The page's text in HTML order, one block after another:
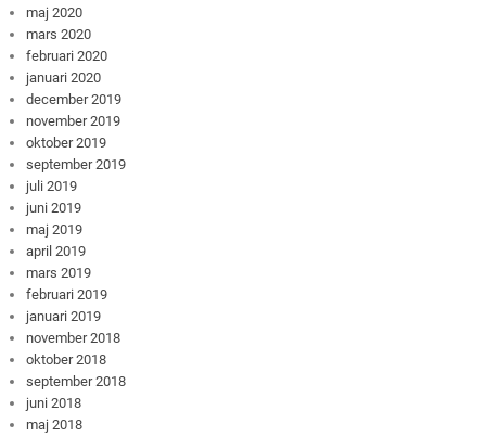
maj 2020
mars 2020
februari 2020
januari 2020
december 2019
november 2019
oktober 2019
september 2019
juli 2019
juni 2019
maj 2019
april 2019
mars 2019
februari 2019
januari 2019
november 2018
oktober 2018
september 2018
juni 2018
maj 2018